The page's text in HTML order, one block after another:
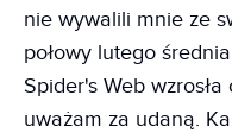
nie wywalili mnie ze
połowy lutego
Spider's Web
uważam za udaną.